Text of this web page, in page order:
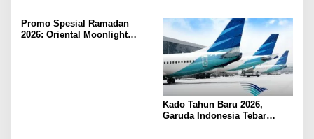
Promo Spesial Ramadan
2026: Oriental Moonlight
Kado Tahun Baru 2026,
Garuda Indonesia Tebar